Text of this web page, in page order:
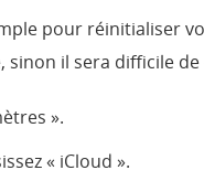
pour réinitialiser
il sera difficile
».
« iCloud ».